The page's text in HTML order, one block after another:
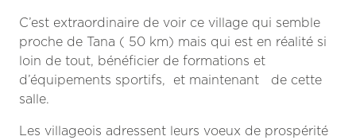
C’est extraordinaire de voir ce village qui semble
proche de Tana ( 50 km) mais qui est en réalité si
loin de tout, bénéficier de formations et
d’équipements sportifs, et maintenant de cette
salle.
Les villageois adressent leurs voeux de prospérité